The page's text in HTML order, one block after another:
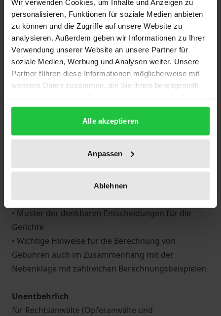
Wir verwenden Cookies, um Inhalte und Anzeigen zu
personalisieren, Funktionen für soziale Medien anbieten
zu können und die Zugriffe auf unsere Website zu
analysieren. Außerdem geben wir Informationen zu Ihrer
Verwendung unserer Website an unsere Partner für
soziale Medien, Werbung und Analysen weiter. Unsere
Partner führen diese Informationen möglicherweise mit
weiteren Daten zusammen, die Sie ihnen bereitgestellt
gesammelt haben.
Alle akzeptieren
Anpassen
Ablehnen
• Die Vorgehensweise der Staatsanwaltschaft und
der Gerichte wird durchgehend deutlich. Die
Empfehlungen für die Richterschaft machen das
Verfahren für die Rechtsanwälte einschätzbar und
damit in der Handhabung einfach.
Die aktuelle Neuauflage
• Wissenschaftlich fundierte Lösungen ungeklärter
• Erstmals ein eigenes Kapitel für Strafverteidiger
• Noch mehr Musteranträge zu den typischsten
Fallgestaltungen und Argumentationshilfen für
Opferanwälte und Strafverteidiger mit Fallbeispielen
• Muster der denkbaren Entscheidungen für die
Gerichte
• Wichtige Hinweise für die Berechnung von
Gebühren auch im Zusammenhang mit der
Nebenklage mit zahlreichen Berechnungsbeispielen
Unentbehrlich
für Rechtsanwälte (Opferanwälte und